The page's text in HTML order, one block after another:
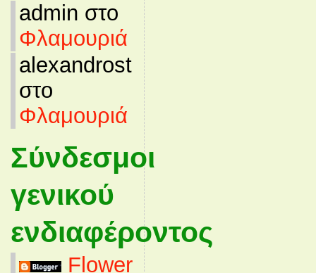
admin στο
Φλαμουριά
alexandrost
στο
Φλαμουριά
Σύνδεσμοι
γενικού
ενδιαφέροντος
Flower